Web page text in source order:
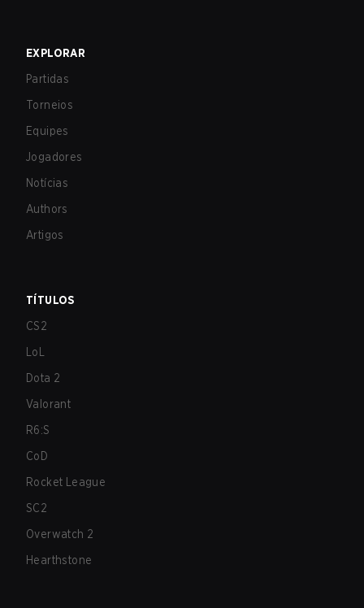
EXPLORAR
Partidas
Torneios
Equipes
Jogadores
Notícias
Authors
Artigos
TÍTULOS
CS2
LoL
Dota 2
Valorant
R6:S
CoD
Rocket League
SC2
Overwatch 2
Hearthstone